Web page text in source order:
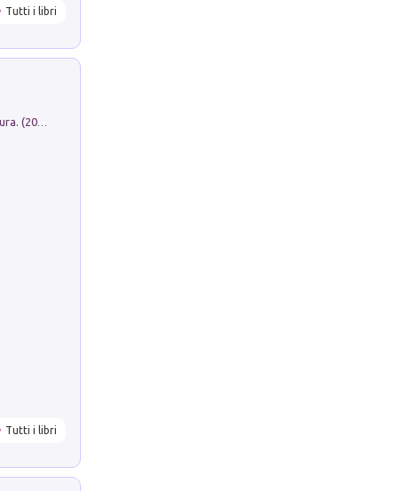
Tutti i libri
Tutti i libri